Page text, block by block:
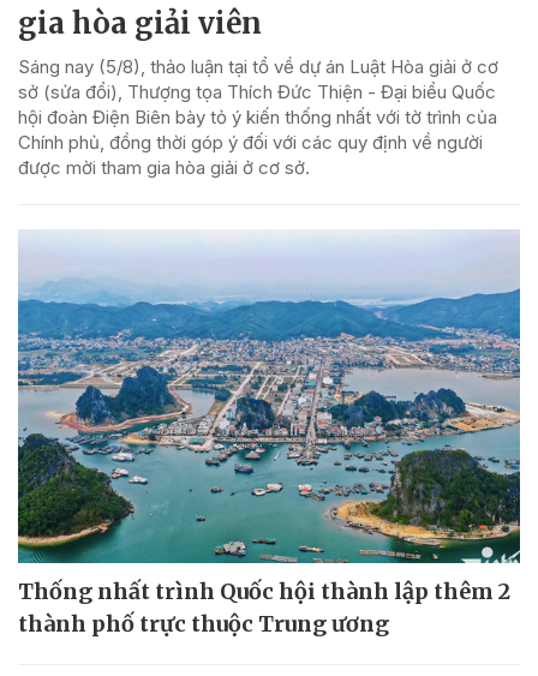
gia hòa giải viên
Sáng nay (5/8), thảo luận tại tổ về dự án Luật Hòa giải ở cơ
sở (sửa đổi), Thượng tọa Thích Đức Thiện - Đại biểu Quốc
hội đoàn Điện Biên bày tỏ ý kiến thống nhất với tờ trình của
Chính phủ, đồng thời góp ý đối với các quy định về người
được mời tham gia hòa giải ở cơ sở.
Thống nhất trình Quốc hội thành lập thêm 2
thành phố trực thuộc Trung ương